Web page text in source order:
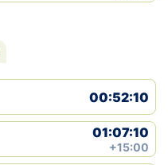
00:52:10
01:07:10
+15:00